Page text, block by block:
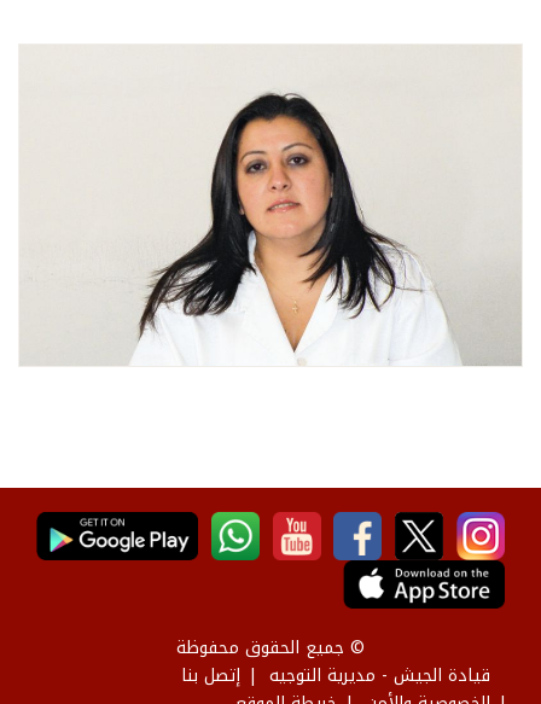
© جميع الحقوق محفوظة
قيادة الجيش - مديرية التوجيه
إتصل بنا